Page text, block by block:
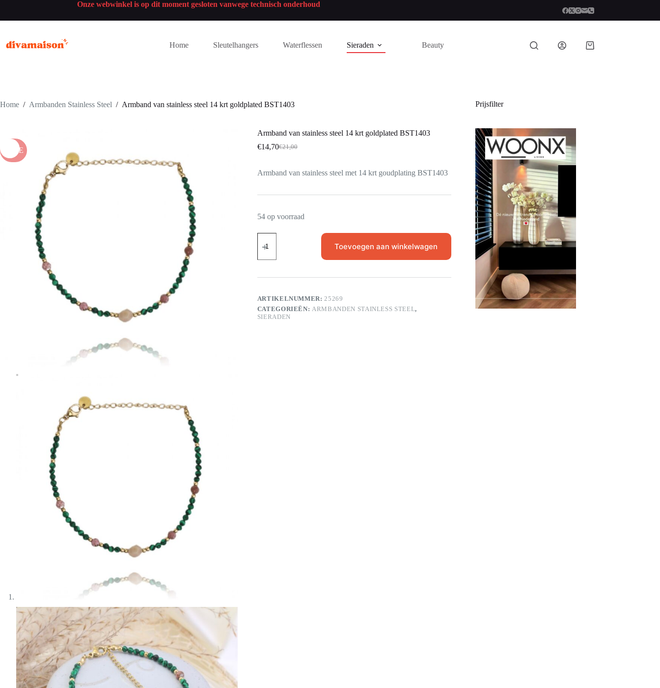
Onze webwinkel is op dit moment gesloten vanwege technisch onderhoud
Home Sleutelhangers Waterflessen Sieraden Beauty
Home / Armbanden Stainless Steel / Armband van stainless steel 14 krt goldplated BST1403
SALE
Armband van stainless steel 14 krt goldplated BST1403
€21,00
€14,70
Armband van stainless steel met 14 krt goudplating BST1403
54 op voorraad
Toevoegen aan winkelwagen
ARTIKELNUMMER:25269
CATEGORIEËN:ARMBANDEN STAINLESS STEEL,
SIERADEN
Prijsfilter